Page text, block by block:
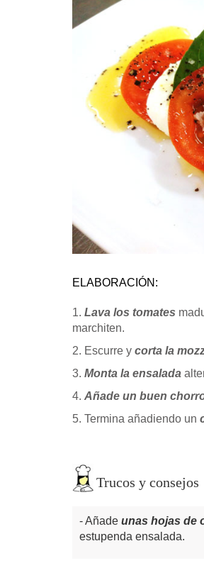
ELABORACIÓN:
1. Lava los tomates
marchiten.
2. Escurre y corta la
3. Monta la ensalada
4. Añade un buen
5. Termina añadiendo un
Trucos y consejos
Añade unas hojas de
estupenda ensalada.